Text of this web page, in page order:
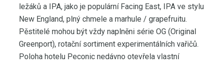
ležáků a IPA, jako je populární Facing East, IPA ve stylu
New England, plný chmele a marhule / grapefruitu.
Pěstitelé mohou být vždy naplněni série OG (Original
Greenport), rotační sortiment experimentálních vařičů.
Poloha hotelu Peconic nedávno otevřela vlastní